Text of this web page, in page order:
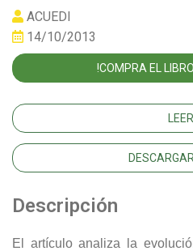
ACUEDI
14/10/2013
!COMPRA EL
LEER
Descripción
El artículo analiza la